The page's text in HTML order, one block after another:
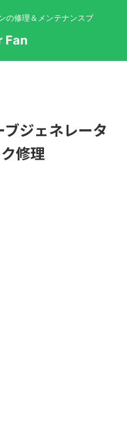
の修理＆メンテナンスブ
Fan
ジェネレータ
修理